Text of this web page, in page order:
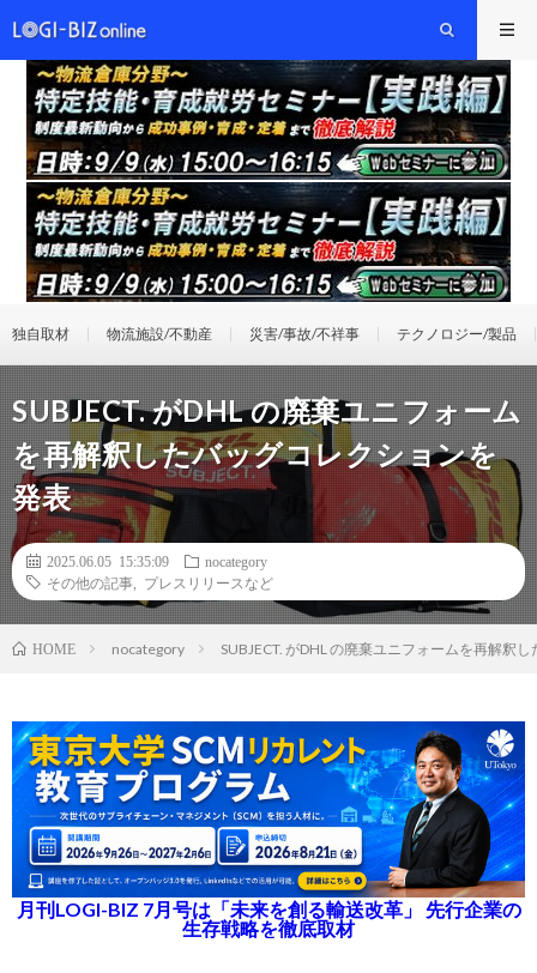
独自取材 物流施設/不動産 災害/事故/不祥事 テクノロジー/製品
SUBJECT. がDHL の廃棄ユニフォーム
を再解釈したバッグコレクションを
発表
2025.06.05 15:35:09
nocategory
その他の記事
プレスリリースなど
HOME nocategory SUBJECT. がDHL の廃棄ユニフォームを再解釈
月刊LOGI-BIZ 7月号は「未来を創る輸送改革」 先行企業の
生存戦略を徹底取材